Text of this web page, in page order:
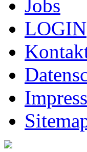
Jobs
LOGIN